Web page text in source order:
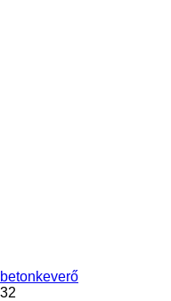
betonkeverő
32